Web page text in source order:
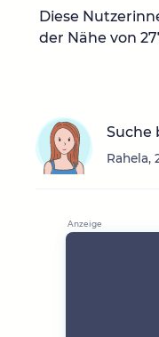
Diese
der Nähe von
Suche
Rahela,